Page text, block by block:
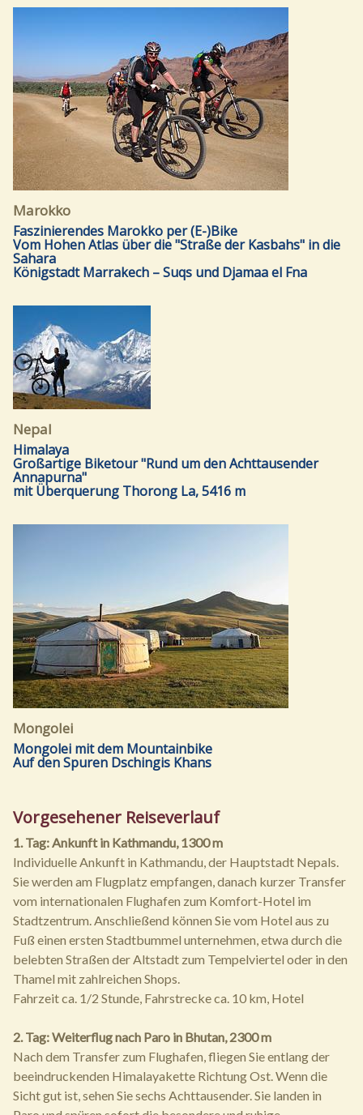
Marokko
Faszinierendes Marokko per (E-)Bike
Vom Hohen Atlas über die "Straße der Kasbahs" in die
Sahara
Königstadt Marrakech – Suqs und Djamaa el Fna
Nepal
Himalaya
Großartige Biketour "Rund um den Achttausender
Annapurna"
mit Überquerung Thorong La, 5416 m
Mongolei
Mongolei mit dem Mountainbike
Auf den Spuren Dschingis Khans
Vorgesehener Reiseverlauf
1. Tag: Ankunft in Kathmandu, 1300 m
Individuelle Ankunft in Kathmandu, der Hauptstadt Nepals.
Sie werden am Flugplatz empfangen, danach kurzer Transfer
vom internationalen Flughafen zum Komfort-Hotel im
Stadtzentrum. Anschließend können Sie vom Hotel aus zu
Fuß einen ersten Stadtbummel unternehmen, etwa durch die
belebten Straßen der Altstadt zum Tempelviertel oder in den
Thamel mit zahlreichen Shops.
Fahrzeit ca. 1/2 Stunde, Fahrstrecke ca. 10 km, Hotel
2. Tag: Weiterflug nach Paro in Bhutan, 2300 m
Nach dem Transfer zum Flughafen, fliegen Sie entlang der
beeindruckenden Himalayakette Richtung Ost. Wenn die
Sicht gut ist, sehen Sie sechs Achttausender. Sie landen in